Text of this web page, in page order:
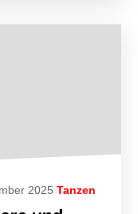
2025 Tanzen